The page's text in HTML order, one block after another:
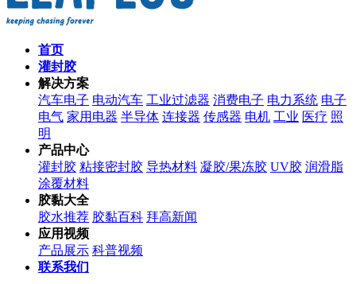
首页
灌封胶
解决方案
汽车电子 电动汽车 工业过滤器 消费电子 电力系统 电子
电气 家用电器 半导体 连接器 传感器 电机 工业 医疗 照
明
产品中心
灌封胶 粘接密封胶 导热材料 凝胶/果冻胶 UV胶 润滑脂
涂覆材料
胶黏大全
胶水推荐 胶黏百科 拜高新闻
应用视频
产品展示 科普视频
联系我们